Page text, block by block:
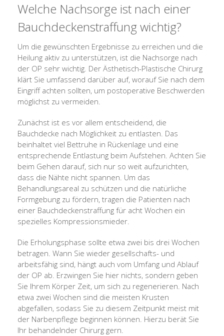
Welche Nachsorge ist nach einer
Bauchdeckenstraffung wichtig?
Um die gewünschten Ergebnisse zu erreichen und die
Heilung aktiv zu unterstützen, ist die Nachsorge nach
der OP sehr wichtig. Der Ästhetisch-Plastische Chirurg
klärt Sie umfassend darüber auf, worauf Sie nach dem
Eingriff achten sollten, um postoperative Beschwerden
möglichst zu vermeiden.
Zunächst ist es vor allem entscheidend, die
Bauchdecke nach Möglichkeit zu entlasten. Das
beinhaltet viel Bettruhe in Rückenlage und eine
entsprechende Entlastung beim Aufstehen. Achten Sie
beim Gehen darauf, sich nur so weit aufzurichten,
dass die Nähte nicht spannen. Um das
Behandlungsareal zu schützen und die natürliche
Formgebung zu fördern, tragen die Patienten nach
einer Bauchdeckenstraffung für acht Wochen ein
spezielles Kompressionsmieder.
Die Erholungsphase sollte etwa zwei bis drei Wochen
betragen. Wann Sie wieder gesellschafts- und
arbeitsfähig sind, hängt auch vom Umfang und Ablauf
der OP ab. Erzwingen Sie hier nichts, sondern geben
Sie Ihrem Körper Zeit, um sich zu regenerieren. Nach
etwa zwei Wochen sind die meisten Krusten
abgefallen, sodass Sie zu diesem Zeitpunkt meist mit
der Narbenpflege beginnen können. Hierzu berät Sie
Ihr behandelnder Chirurg gern.